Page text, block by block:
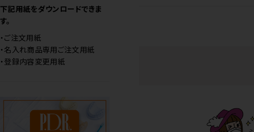
下記用紙をダウンロードできま
す。
・ご注文用紙
・名入れ商品専用ご注文用紙
・登録内容変更用紙